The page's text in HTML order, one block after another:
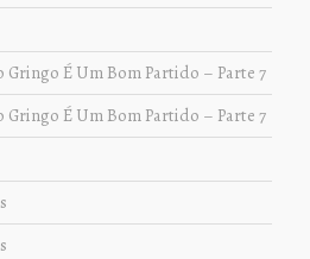
Gringo É Um Bom Partido – Parte 7
Gringo É Um Bom Partido – Parte 7